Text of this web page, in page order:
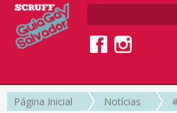
Página Inicial Notícias